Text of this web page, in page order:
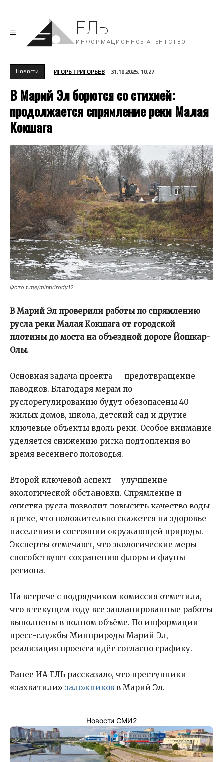
ЕЛЬ
ИНФОРМАЦИОННОЕ АГЕНТСТВО
Новости ИГОРЬ ГРИГОРЬЕВ 31.10.2025, 10:27
В Марий Эл борются со стихией:
продолжается спрямление реки Малая
Кокшага
Фото t.me/minprirody12
В Марий Эл проверили работы по спрямлению
русла реки Малая Кокшага от городской
плотины до моста на объездной дороге Йошкар-
Олы.
Основная задача проекта — предотвращение
паводков. Благодаря мерам по
руслорегулированию будут обезопасены 40
жилых домов, школа, детский сад и другие
ключевые объекты вдоль реки. Особое внимание
уделяется снижению риска подтопления во
время весеннего половодья.
Второй ключевой аспект— улучшение
экологической обстановки. Спрямление и
очистка русла позволит повысить качество воды
в реке, что положительно скажется на здоровье
населения и состоянии окружающей природы.
Эксперты отмечают, что экологические меры
способствуют сохранению флоры и фауны
региона.
На встрече с подрядчиком комиссия отметила,
что в текущем году все запланированные работы
выполнены в полном объёме. По информации
пресс-службы Минприроды Марий Эл,
реализация проекта идёт согласно графику.
Ранее ИА ЕЛЬ рассказало, что преступники
«захватили» заложников в Марий Эл.
Новости СМИ2